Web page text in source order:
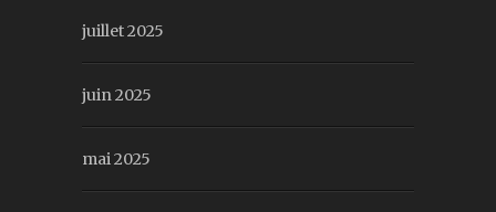
juillet 2025
juin 2025
mai 2025